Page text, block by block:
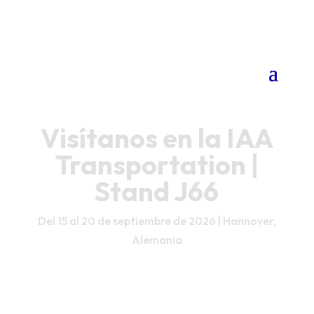
Visítanos en la IAA
Transportation |
Stand J66
Del 15 al 20 de septiembre de 2026 | Hannover,
Alemania